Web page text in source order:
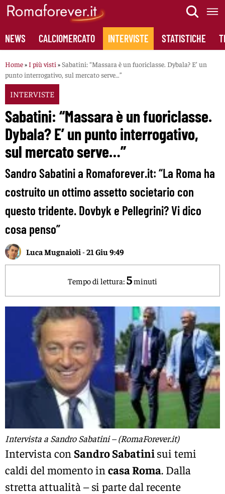
Skip
content
NEWS CALCIOMERCATO INTERVISTE STATISTICHE
Home»I più visti »Sabatini: “Massara è un fuoriclasse. Dybala? E’ un
punto interrogativo, sul mercato serve…”
INTERVISTE
Sabatini: “Massara è un fuoriclasse.
Dybala? E’ un punto interrogativo,
sul mercato serve…”
Sandro Sabatini a Romaforever.it: “La Roma ha
costruito un ottimo assetto societario con
questo tridente. Dovbyk e Pellegrini? Vi dico
cosa penso”
Luca Mugnaioli -21 Giu 9:49
Tempo di lettura: 5minuti
Intervista a Sandro Sabatini – (RomaForever.it)
Intervista con Sandro Sabatinisui temi
caldi del momento in casa Roma. Dalla
stretta attualità – si parte dal recente